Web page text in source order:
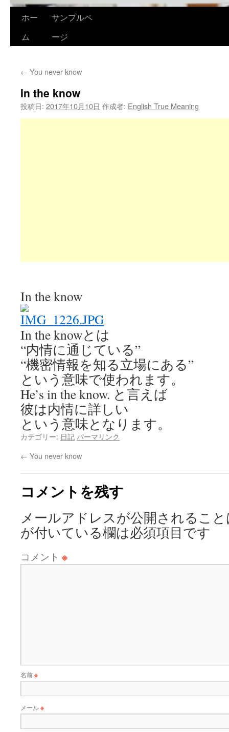
ホー
ム
サンプルペ
ージ
← You never know
In the know
投稿日: 2017年10月10日 作成者: English True Meaning
In the know
In the knowとは
“内情に通じている”
“機密情報を知る立場にある”
という意味で使われます。
He’s in the know. と言えば
彼は内情に詳しい
という意味となります。
カテゴリー: 日記 パーマリンク
← You never know
コメントを残す
メールアドレスが公開されるこ
が付いている欄は必須項目です
コメント ※
名前※
メール※